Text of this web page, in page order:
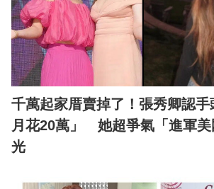
千萬起家厝賣掉了！張秀卿認
月花20萬」 她超爭氣「進軍美
光